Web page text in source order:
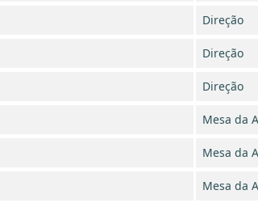
Direção
Direção
Direção
Mesa da
Mesa da
Mesa da